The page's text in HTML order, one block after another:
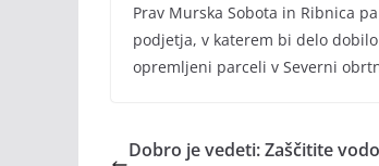
Prav Murska Sobota in Ribnica
podjetja, v katerem bi delo
opremljeni parceli v Severni
Dobro je vedeti: Zaščitite